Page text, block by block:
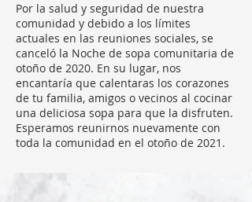
Por la salud y seguridad de nuestra
comunidad y debido a los límites
actuales en las reuniones sociales, se
canceló la Noche de sopa comunitaria de
otoño de 2020. En su lugar, nos
encantaría que calentaras los corazones
de tu familia, amigos o vecinos al cocinar
una deliciosa sopa para que la disfruten.
Esperamos reunirnos nuevamente con
toda la comunidad en el otoño de 2021.